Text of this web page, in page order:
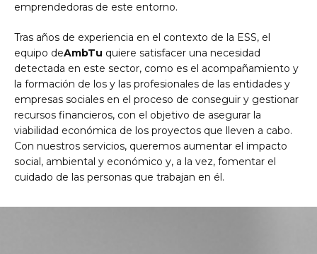
emprendedoras de este entorno.
Tras años de experiencia en el contexto de la ESS, el
equipo deAmbTu quiere satisfacer una necesidad
detectada en este sector, como es el acompañamiento y
la formación de los y las profesionales de las entidades y
empresas sociales en el proceso de conseguir y gestionar
recursos financieros, con el objetivo de asegurar la
viabilidad económica de los proyectos que lleven a cabo.
Con nuestros servicios, queremos aumentar el impacto
social, ambiental y económico y, a la vez, fomentar el
cuidado de las personas que trabajan en él.